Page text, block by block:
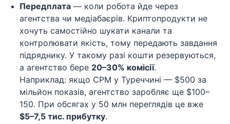
Передплата — коли робота йде через
агентства чи медіабаєрів. Криптопродукти не
хочуть самостійно шукати канали та
контролювати якість, тому передають завдання
підряднику. У такому разі кошти резервуються,
а агентство бере 20–30% комісії.
Наприклад: якщо CPM у Туреччині — $500 за
мільйон показів, агентство заробляє ще $100–
150. При обсягах у 50 млн переглядів це вже
$5–7,5 тис. прибутку.